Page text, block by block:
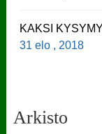
KAKSI
31 elo , 2018
Arkisto